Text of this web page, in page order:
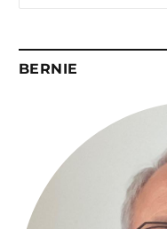
BERNIE